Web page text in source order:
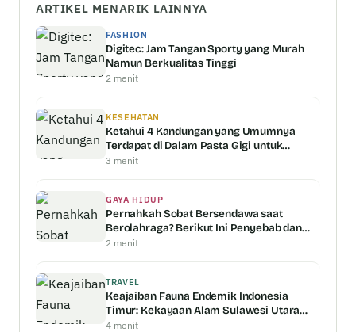
ARTIKEL MENARIK LAINNYA
FASHION
Digitec: Jam Tangan Sporty yang Murah
Namun Berkualitas Tinggi
2 menit
KESEHATAN
Ketahui 4 Kandungan yang Umumnya
Terdapat di Dalam Pasta Gigi untuk
Memutihkan Gigi
3 menit
GAYA HIDUP
Pernahkah Sobat Bersendawa saat
Berolahraga? Berikut Ini Penyebab dan
Penjelasannya
2 menit
TRAVEL
Keajaiban Fauna Endemik Indonesia
Timur: Kekayaan Alam Sulawesi Utara
dan Nusa Tenggara
4 menit